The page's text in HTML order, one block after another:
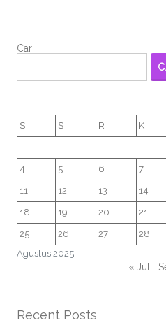
Cari
Agustus 2025
S S R K
4 5 6 7
11 12 13 14
18 19 20 21
25 26 27 28
« Jul
Recent Posts